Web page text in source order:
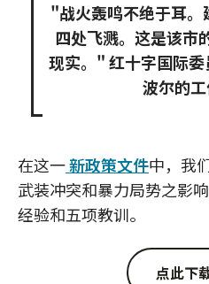
"战火轰鸣不绝于耳。
四处飞溅。这是该市
现实。" 红十字国际
波尔的
在这一新政策文件中，我
武装冲突和暴力局势之影
经验和五项教训。
点此下